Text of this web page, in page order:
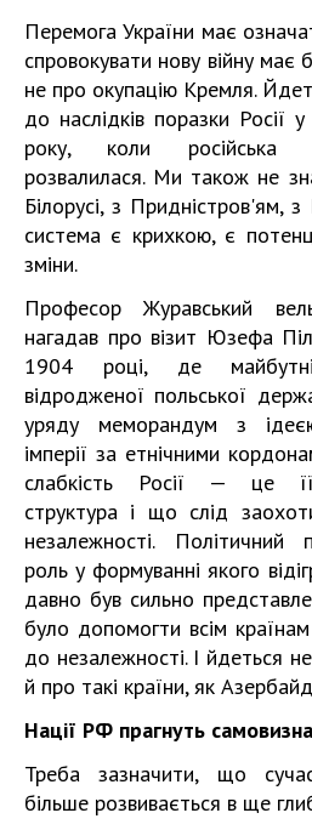
Перемога України має
спровокувати нову війну має
не про окупацію Кремля.
до наслідків поразки Росії
року, коли російська
розвалилася. Ми також не
Білорусі, з Придністров'ям, з
система є крихкою, є
зміни.
Професор Журавський
нагадав про візит Юзефа
1904 році, де
відродженої польської
уряду меморандум з
імперії за етнічними
слабкість Росії — це її
структура і що слід
незалежності. Політичний
роль у формуванні якого
давно був сильно
було допомогти всім
до незалежності. І йдеться
й про такі країни, як
Нації РФ прагнуть
Треба зазначити, що
більше розвивається в ще